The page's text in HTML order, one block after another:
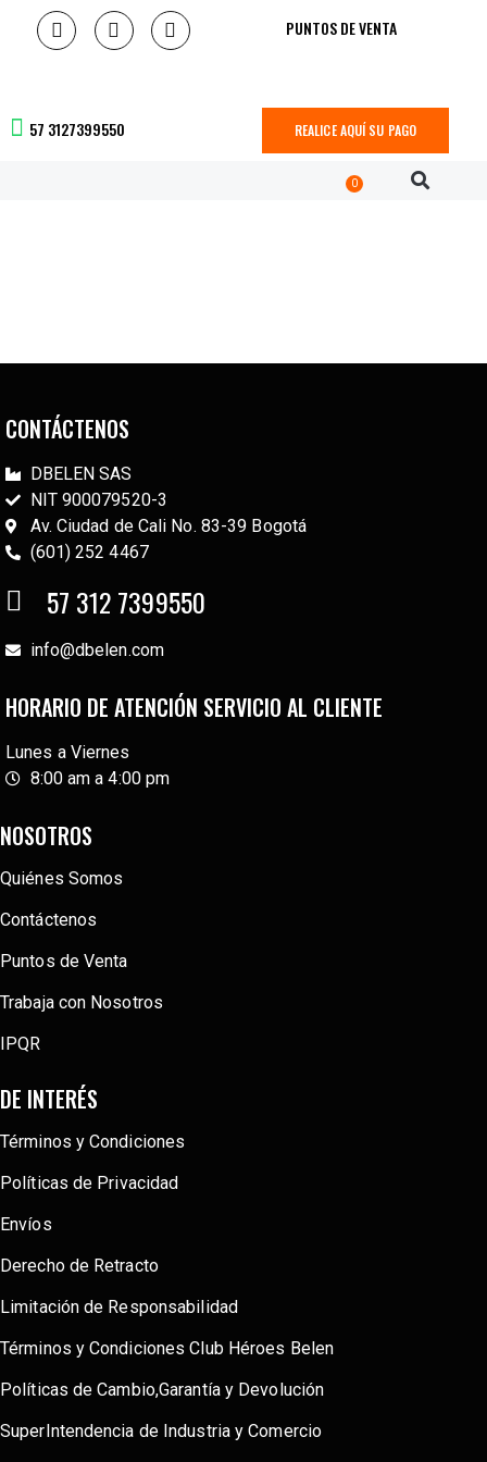
PUNTOS DE VENTA
57 3127399550 REALICE AQUÍ SU PAGO
0
CONTÁCTENOS
DBELEN SAS
NIT 900079520-3
Av. Ciudad de Cali No. 83-39 Bogotá
(601) 252 4467
57 312 7399550
info@dbelen.com
HORARIO DE ATENCIÓN SERVICIO AL CLIENTE
Lunes a Viernes
8:00 am a 4:00 pm
NOSOTROS
Quiénes Somos
Contáctenos
Puntos de Venta
Trabaja con Nosotros
IPQR
DE INTERÉS
Términos y Condiciones
Políticas de Privacidad
Envíos
Derecho de Retracto
Limitación de Responsabilidad
Términos y Condiciones Club Héroes Belen
Políticas de Cambio,Garantía y Devolución
SuperIntendencia de Industria y Comercio